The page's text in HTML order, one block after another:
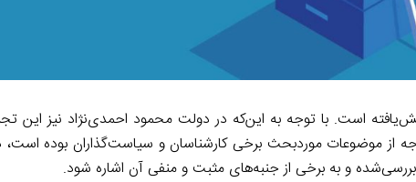
به‌شدت کاهش‌یافته است. با توجه به این‌که در دولت محمود احمدی‌نژاد نیز
موضوعات موردبحث برخی کارشناسان و سیاست‌گذاران بوده است،
و به برخی از جنبه‌های مثبت و منفی آن اشاره شود.